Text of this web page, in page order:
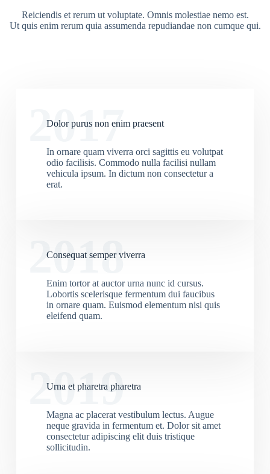
Reiciendis et rerum ut voluptate. Omnis molestiae nemo est.
Ut quis enim rerum quia assumenda repudiandae non cumque qui.
2017
Dolor purus non enim praesent
In ornare quam viverra orci sagittis eu volutpat
odio facilisis. Commodo nulla facilisi nullam
vehicula ipsum. In dictum non consectetur a
erat.
2018
Consequat semper viverra
Enim tortor at auctor urna nunc id cursus.
Lobortis scelerisque fermentum dui faucibus
in ornare quam. Euismod elementum nisi quis
eleifend quam.
2019
Urna et pharetra pharetra
Magna ac placerat vestibulum lectus. Augue
neque gravida in fermentum et. Dolor sit amet
consectetur adipiscing elit duis tristique
sollicitudin.